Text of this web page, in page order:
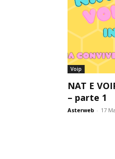
Voip
NAT E
– parte 1
Asterweb - 17